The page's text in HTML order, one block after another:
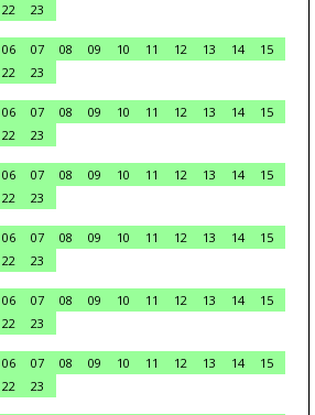
22
23
06 07 08 09 10 11 12 13 14
15
22
23
06 07 08 09 10 11 12 13 14
15
22
23
06 07 08 09 10 11 12 13 14
15
22
23
06 07 08 09 10 11 12 13 14
15
22
23
06 07 08 09 10 11 12 13 14
15
22
23
06 07 08 09 10 11 12 13 14
15
22
23